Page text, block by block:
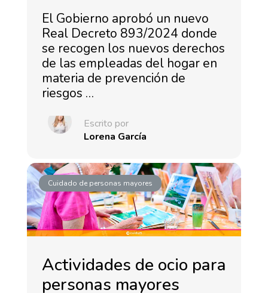
El Gobierno aprobó un nuevo
Real Decreto 893/2024 donde
se recogen los nuevos derechos
de las empleadas del hogar en
materia de prevención de
riesgos …
Escrito por
Lorena García
Cuidado de personas mayores
Actividades de ocio para
personas mayores